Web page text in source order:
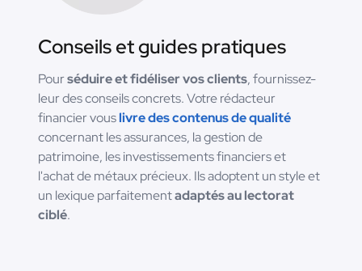
Conseils et guides pratiques
Pourséduire et fidéliser vos clients, fournissez-
leur des conseils concrets. Votre rédacteur
financier vouslivre des contenus de qualité
concernant les assurances, la gestion de
patrimoine, les investissements financiers et
l'achat de métaux précieux. Ils adoptent un style et
un lexique parfaitementadaptés au lectorat
ciblé.